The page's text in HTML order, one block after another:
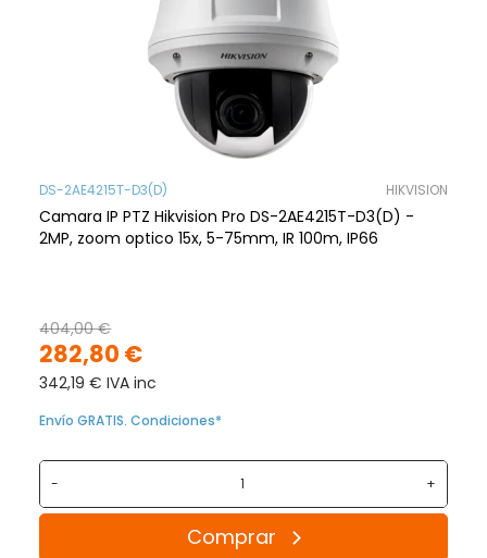
DS-2AE4215T-D3(D) HIKVISION
Camara IP PTZ Hikvision Pro DS-2AE4215T-D3(D) -
2MP, zoom optico 15x, 5-75mm, IR 100m, IP66
282,80 €
404,00 €
342,19 € IVA inc
Envío GRATIS. Condiciones*
- +
Comprar